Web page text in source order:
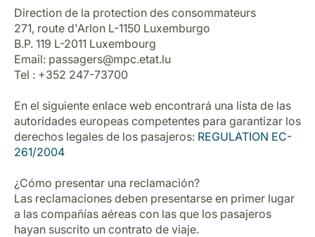
Direction de la protection des consommateurs
271, route d'Arlon L-1150 Luxemburgo
B.P. 119 L-2011 Luxembourg
Email: passagers@mpc.etat.lu
Tel : +352 247-73700
En el siguiente enlace web encontrará una lista de las
autoridades europeas competentes para garantizar los
derechos legales de los pasajeros: REGULATION EC-
261/2004
¿Cómo presentar una reclamación?
Las reclamaciones deben presentarse en primer lugar
a las compañías aéreas con las que los pasajeros
hayan suscrito un contrato de viaje.